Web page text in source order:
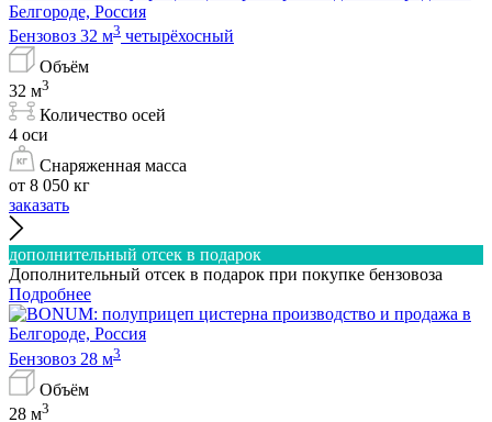
Бензовоз 32 м3 четырёхосный
Объём
32 м3
Количество осей
4 оси
Снаряженная масса
от 8 050 кг
заказать
дополнительный отсек в подарок
Дополнительный отсек в подарок при покупке бензовоза
Подробнее
Бензовоз 28 м3
Объём
28 м3